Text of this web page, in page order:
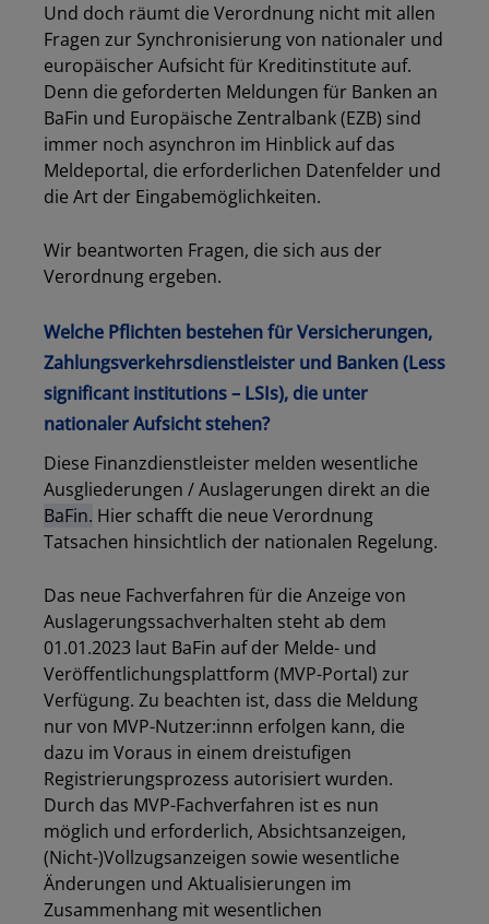
Und doch räumt die Verordnung nicht mit allen
Fragen zur Synchronisierung von nationaler und
europäischer Aufsicht für Kreditinstitute auf.
Denn die geforderten Meldungen für Banken an
BaFin und Europäische Zentralbank (EZB) sind
immer noch asynchron im Hinblick auf das
Meldeportal, die erforderlichen Datenfelder und
die Art der Eingabemöglichkeiten.
Wir beantworten Fragen, die sich aus der
Verordnung ergeben.
Welche Pflichten bestehen für Versicherungen,
Zahlungsverkehrsdienstleister und Banken (Less
significant institutions – LSIs), die unter
nationaler Aufsicht stehen?
Diese Finanzdienstleister melden wesentliche
Ausgliederungen / Auslagerungen direkt an die
BaFin. Hier schafft die neue Verordnung
Tatsachen hinsichtlich der nationalen Regelung.
Das neue Fachverfahren für die Anzeige von
Auslagerungssachverhalten steht ab dem
01.01.2023 laut BaFin auf der Melde- und
Veröffentlichungsplattform (MVP-Portal) zur
Verfügung. Zu beachten ist, dass die Meldung
nur von MVP-Nutzer:innn erfolgen kann, die
dazu im Voraus in einem dreistufigen
Registrierungsprozess autorisiert wurden.
Durch das MVP-Fachverfahren ist es nun
möglich und erforderlich, Absichtsanzeigen,
(Nicht-)Vollzugsanzeigen sowie wesentliche
Änderungen und Aktualisierungen im
Zusammenhang mit wesentlichen